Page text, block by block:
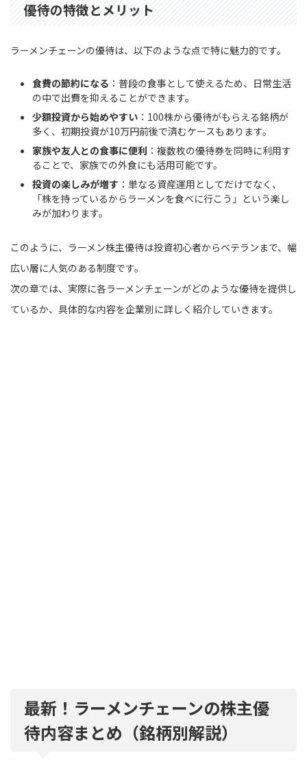
優待の特徴とメリット
ラーメンチェーンの優待は、以下のような点で特に魅力的です。
食費の節約になる ：普段の食事として使えるため、日常生活
の中で出費を抑えることができます。
少額投資から始めやすい ：100株から優待がもらえる銘柄が
多く、初期投資が10万円前後で済むケースもあります。
家族や友人との食事に便利 ：複数枚の優待券を同時に利用す
ることで、家族での外食にも活用可能です。
投資の楽しみが増す ：単なる資産運用としてだけでなく、
「株を持っているからラーメンを食べに行こう」という楽し
みが加わります。
このように、ラーメン株主優待は投資初心者からベテランまで、幅
広い層に人気のある制度です。
次の章では、実際に各ラーメンチェーンがどのような優待を提供し
ているか、具体的な内容を企業別に詳しく紹介していきます。
最新！ラーメンチェーンの株主優
待内容まとめ（銘柄別解説）